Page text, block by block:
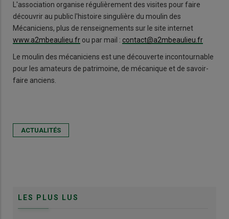
L'association organise régulièrement des visites pour faire
découvrir au public l'histoire singulière du moulin des
Mécaniciens, plus de renseignements sur le site internet
www.a2mbeaulieu.fr ou par mail : contact@a2mbeaulieu.fr
Le moulin des mécaniciens est une découverte incontournable
pour les amateurs de patrimoine, de mécanique et de savoir-
faire anciens.
ACTUALITÉS
LES PLUS LUS